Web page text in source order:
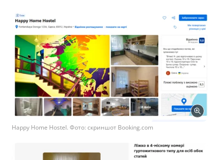
Happy Home Hostel. Фото: скриншот Booking.com